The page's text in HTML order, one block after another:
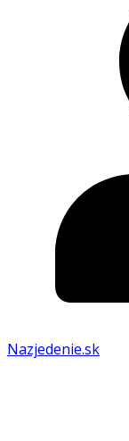
Nazjedenie.sk